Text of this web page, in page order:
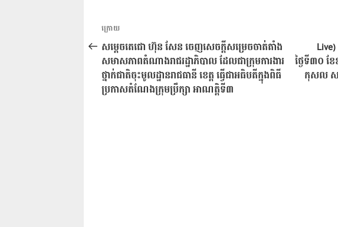
ការ​
នាំទិស​
ប្រកាស
អត្ថបទ
មុន
ក្រោយ
សម្តេចតេជោ ហ៊ុន សែន ចេញសេចក្តីសម្រេចចាត់តាំង
សមាសភាពតំណាងរាជរដ្ឋាភិបាល ដែលជាក្រុមការងារ
ថ្នាក់ជាតិចុះមូលដ្ឋានរាជធានី ខេត្ត ធ្វើជាអធិបតីក្នុងពិធី
ប្រកាសតំណែងក្រុមប្រឹក្សា អាណត្តិទី៣
ថ្ងៃទី៣០ ខ
កុសល ស